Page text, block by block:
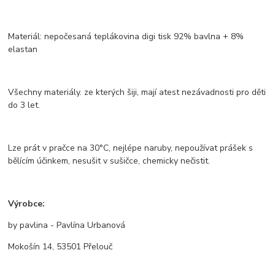
Materiál: nepočesaná teplákovina digi tisk 92% bavlna + 8%
elastan
Všechny materiály. ze kterých šiji, mají atest nezávadnosti pro děti
do 3 let.
Lze prát v pračce na 30°C, nejlépe naruby, nepoužívat prášek s
bělícím účinkem, nesušit v sušičce, chemicky nečistit.
Výrobce:
by pavlina - Pavlína Urbanová
Mokošín 14, 53501 Přelouč